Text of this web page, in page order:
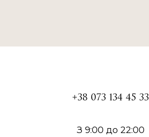
+38 073 134 45 33
З 9:00 до 22:00